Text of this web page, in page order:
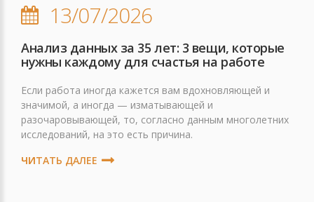
13/07/2026
Анализ данных за 35 лет: 3 вещи, которые
нужны каждому для счастья на работе
Если работа иногда кажется вам вдохновляющей и
значимой, а иногда — изматывающей и
разочаровывающей, то, согласно данным многолетних
исследований, на это есть причина.
ЧИТАТЬ ДАЛЕЕ